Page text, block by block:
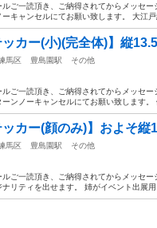
ご一読頂き、ご納得されてからメッセ
ーキャンセルにてお願い致します。 大江
ッカー(小)(完全体)】縦
馬区 豊島園駅
その他
ご一読頂き、ご納得されてからメッセ
ンノーキャンセルにてお願い致します。
ッカー(顔のみ)】およそ
馬区 豊島園駅
その他
ご一読頂き、ご納得されてからメッセ
リティを出せます。 姉がイベント出展